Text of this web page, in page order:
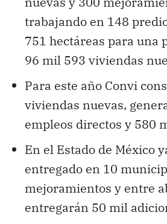
trabajando en 148
751 hectáreas para una
96 mil 593 viviendas
Para este año Convi
viviendas nuevas,
empleos directos y 580
En el Estado de México
entregado en 10
mejoramientos y entre
entregarán 50 mil